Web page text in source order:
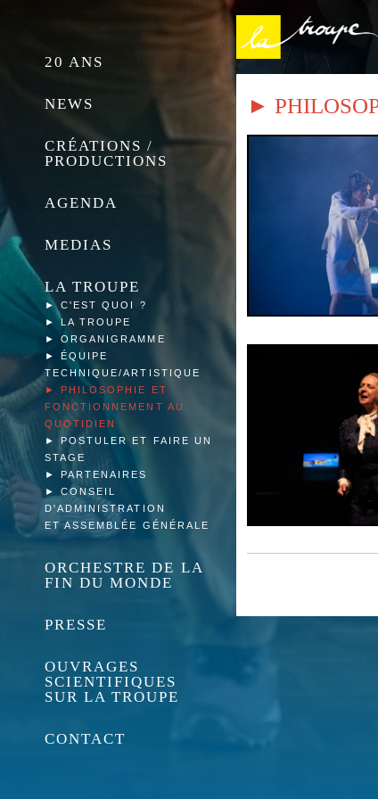
20 ANS
NEWS
CRÉATIONS /
PRODUCTIONS
AGENDA
MEDIAS
LA TROUPE
►C'EST QUOI ?
►LA TROUPE
►ORGANIGRAMME
►ÉQUIPE
TECHNIQUE/ARTISTIQUE
► PHILOSOPHIE ET
FONCTIONNEMENT AU
QUOTIDIEN
► POSTULER ET FAIRE UN
STAGE
►PARTENAIRES
►CONSEIL
D'ADMINISTRATION
ET ASSEMBLÉE GÉNÉRALE
ORCHESTRE DE LA
FIN DU MONDE
PRESSE
OUVRAGES
SCIENTIFIQUES
SUR LA TROUPE
CONTACT
►